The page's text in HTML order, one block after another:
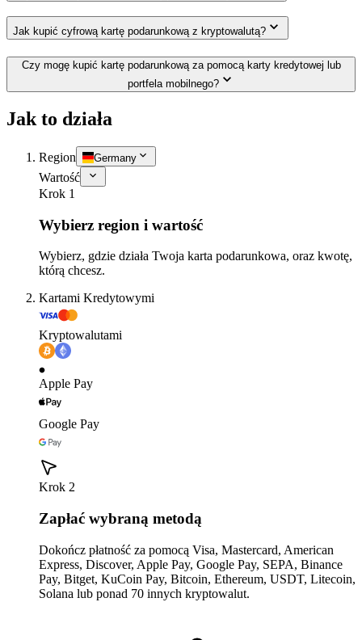
Jak kupić cyfrową kartę podarunkową z kryptowalutą?
Czy mogę kupić kartę podarunkową za pomocą karty kredytowej lub
portfela mobilnego?
Jak to działa
Region Germany
Wartość
Krok 1
Wybierz region i wartość
Wybierz, gdzie działa Twoja karta podarunkowa, oraz kwotę,
którą chcesz.
Kartami Kredytowymi
Kryptowalutami
Apple Pay
Google Pay
Krok 2
Zapłać wybraną metodą
Dokończ płatność za pomocą Visa, Mastercard, American
Express, Discover, Apple Pay, Google Pay, SEPA, Binance
Pay, Bitget, KuCoin Pay, Bitcoin, Ethereum, USDT, Litecoin,
Solana lub ponad 70 innych kryptowalut.